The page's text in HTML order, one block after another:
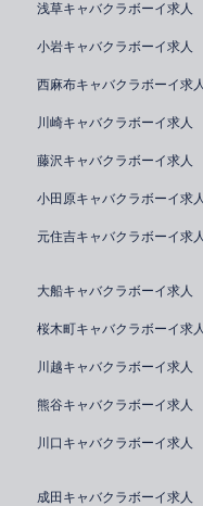
浅草キャバクラボーイ求人
小岩キャバクラボーイ求人
西麻布キャバクラボーイ求人
川崎キャバクラボーイ求人
藤沢キャバクラボーイ求人
小田原キャバクラボーイ求人
元住吉キャバクラボーイ求人
大船キャバクラボーイ求人
桜木町キャバクラボーイ求人
川越キャバクラボーイ求人
熊谷キャバクラボーイ求人
川口キャバクラボーイ求人
成田キャバクラボーイ求人